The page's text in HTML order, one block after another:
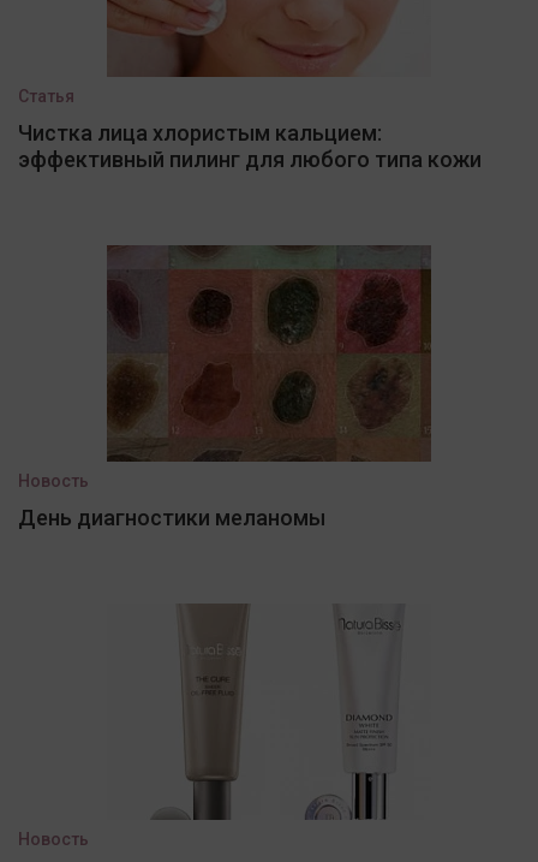
Статья
Чистка лица хлористым кальцием:
эффективный пилинг для любого типа кожи
Новость
День диагностики меланомы
Новость